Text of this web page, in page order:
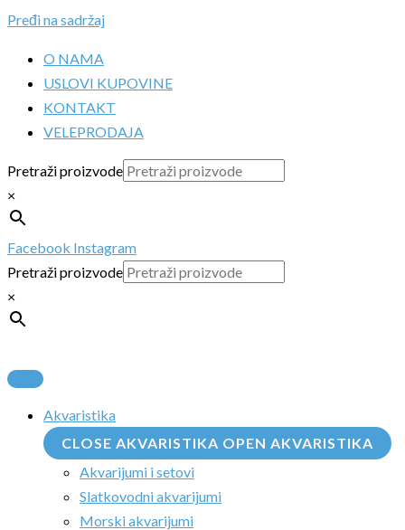
Pređi na sadržaj
O NAMA
USLOVI KUPOVINE
KONTAKT
VELEPRODAJA
Pretraži proizvode
×
Facebook Instagram
Pretraži proizvode
×
Akvaristika
CLOSE AKVARISTIKA OPEN AKVARISTIKA
Akvarijumi i setovi
Slatkovodni akvarijumi
Morski akvarijumi